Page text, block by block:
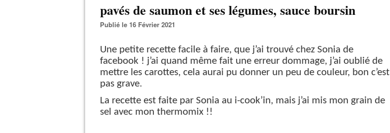
pavés de saumon et ses légumes, sauce boursin
Publié le 16 Février 2021
Une petite recette facile à faire, que j’ai trouvé chez Sonia de
facebook ! j’ai quand même fait une erreur dommage, j’ai oublié de
mettre les carottes, cela aurai pu donner un peu de couleur, bon c’est
pas grave.
La recette est faite par Sonia au i-cook’in, mais j’ai mis mon grain de
sel avec mon thermomix !!